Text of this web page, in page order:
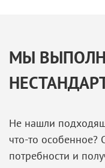
МЫ
Не нашли
что-то
потребности и